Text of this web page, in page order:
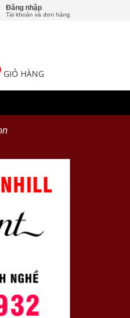
Đăng nhập
Tài khoản và đơn hàng
GIỎ HÀNG